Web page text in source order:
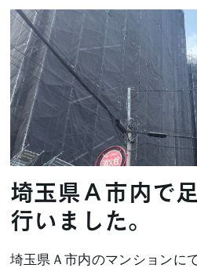
埼玉県Ａ市内で
行いました。
埼玉県Ａ市内のマンションに